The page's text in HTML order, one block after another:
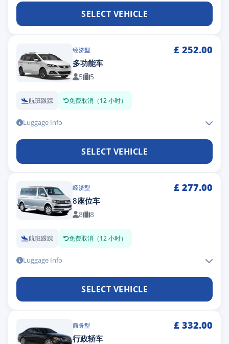
SELECT VEHICLE
经济型 £ 252.00
多功能车
5 5
航班跟踪 免费取消（12 小时）
Luggage Info
SELECT VEHICLE
经济型 £ 277.00
8座位车
8 8
航班跟踪 免费取消（12 小时）
Luggage Info
SELECT VEHICLE
商务型 £ 332.00
行政轿车